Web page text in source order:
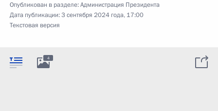
Опубликован в разделе:Администрация Президента
Дата публикации:3 сентября 2024 года, 17:00
Текстовая версия
4